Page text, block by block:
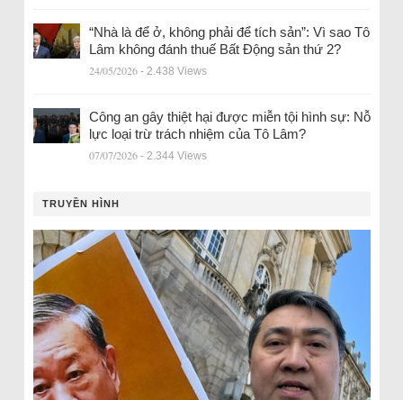
“Nhà là để ở, không phải để tích sản”: Vì sao Tô
Lâm không đánh thuế Bất Động sản thứ 2?
24/05/2026 - 2.438 Views
Công an gây thiệt hại được miễn tội hình sự: Nỗ
lực loại trừ trách nhiệm của Tô Lâm?
07/07/2026 - 2.344 Views
TRUYỀN HÌNH